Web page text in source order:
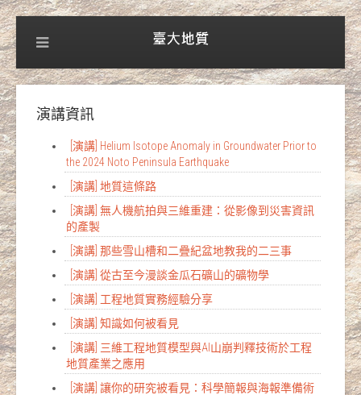
演講資訊
[演講] Helium Isotope Anomaly in Groundwater Prior to
the 2024 Noto Peninsula Earthquake
[演講] 地質這條路
[演講] 無人機航拍與三維重建：從影像到災害資訊
的產製
[演講] 那些雪山槽和二疊紀盆地教我的二三事
[演講] 從古至今漫談金瓜石礦山的礦物學
[演講] 工程地質實務經驗分享
[演講] 知識如何被看見
[演講] 三維工程地質模型與AI山崩判釋技術於工程
地質產業之應用
[演講] 讓你的研究被看見：科學簡報與海報準備術